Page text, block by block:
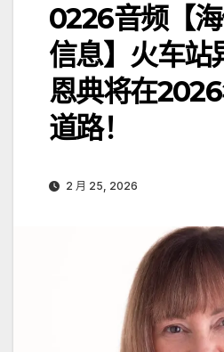
0226音频【
信息】火车站
恩典将在
道路！
2 月 25, 2026